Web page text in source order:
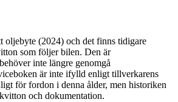
oljebyte (2024) och det finns tidigare
som följer bilen. Den är
inte längre genomgå
är inte ifylld enligt tillverkarens
för fordon i denna ålder, men historiken
och dokumentation.